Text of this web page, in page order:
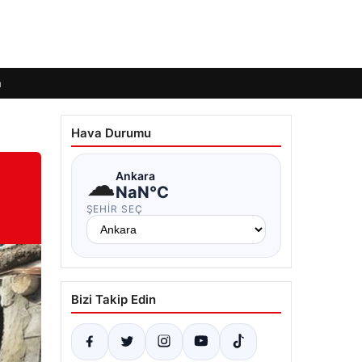
Hava Durumu
☁Ankara
NaN°C
ŞEHIR SEÇ
Bizi Takip Edin